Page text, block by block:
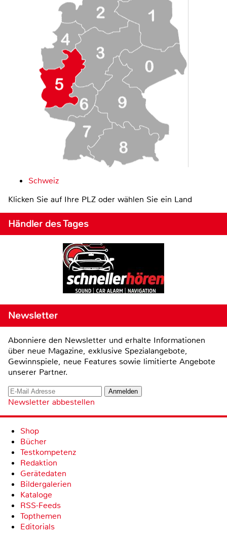
Schweiz
Klicken Sie auf Ihre PLZ oder wählen Sie ein Land
Händler des Tages
Newsletter
Abonniere den Newsletter und erhalte Informationen
über neue Magazine, exklusive Spezialangebote,
Gewinnspiele, neue Features sowie limitierte Angebote
unserer Partner.
Newsletter abbestellen
Shop
Bücher
Testkompetenz
Redaktion
Gerätedaten
Bildergalerien
Kataloge
RSS-Feeds
Topthemen
Editorials